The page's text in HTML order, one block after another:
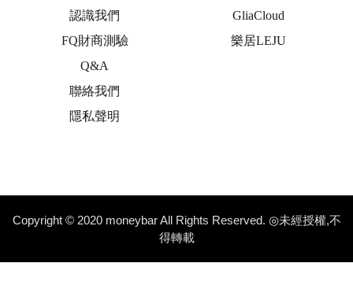
認識我們
FQ財商測驗
Q&A
聯絡我們
隱私聲明
GliaCloud
樂居LEJU
Copyright © 2020 moneybar All Rights Reserved. ◎未經授權,不
得轉載